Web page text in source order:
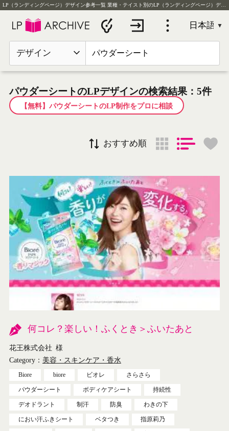
LP（ランディングページ）デザイン参考一覧 業種・テイスト別のLP（ランディングページ）デザイン実例を毎日更新
デザイン
パウダーシートのLPデザインの検索結果：5件
【無料】パウダーシートのLP制作をプロに相談
おすすめ順
何コレ？楽しい！ふくとき＞ふいたあと
花王株式会社 様
Category： 美容・スキンケア・香水
Biore biore ビオレ さらさら
パウダーシート ボディケアシート 持続性
デオドラント 制汗 防臭 わきの下
におい汗ふきシート ベタつき 指原莉乃